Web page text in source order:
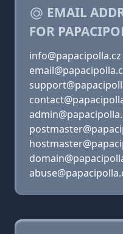
EMAIL
FOR
info@papacipolla.cz